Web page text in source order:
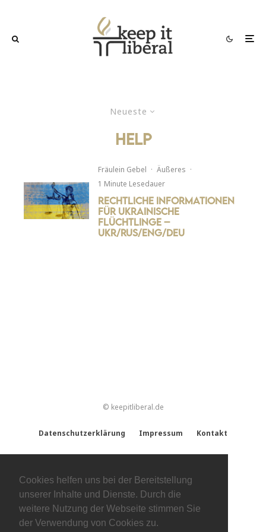
Cookies helfen uns bei der Bereitstellung
unserer Inhalte und Dienste. Durch die
weitere Nutzung der Webseite stimmen Sie
der Verwendung von Cookies zu.
Neueste
help
Fräulein Gebel · Äußeres ·
1 Minute Lesedauer
Rechtliche Informationen
für ukrainische
Flüchtlinge –
UKR/RUS/ENG/DEU
© keepitliberal.de
Datenschutzerklärung Impressum Kontakt